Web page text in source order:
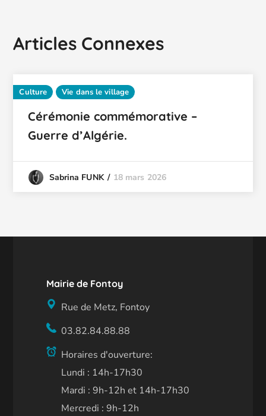
Articles Connexes
Culture Vie dans le village
Cérémonie commémorative –
Guerre d’Algérie.
Sabrina FUNK 18 mars 2026
Mairie de Fontoy
Rue de Metz, Fontoy
03.82.84.88.88
Horaires d'ouverture:
Lundi : 14h-17h30
Mardi : 9h-12h et 14h-17h30
Mercredi : 9h-12h